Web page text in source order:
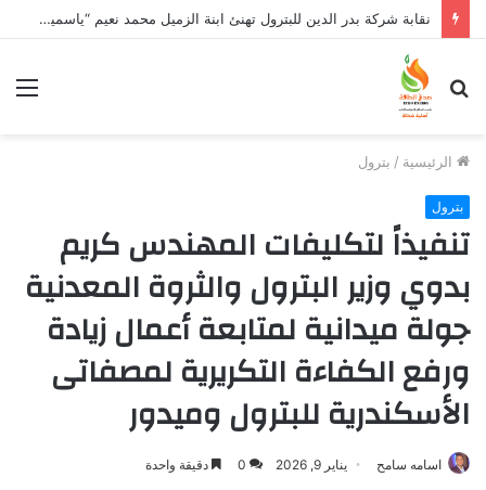
نقابة شركة بدر الدين للبترول تهنئ ابنة الزميل محمد نعيم “ياسمين” بتخرجها وتفوقها
بحث
عن
الرئيسية / بترول
بترول
تنفيذاً لتكليفات المهندس كريم
بدوي وزير البترول والثروة المعدنية
جولة ميدانية لمتابعة أعمال زيادة
ورفع الكفاءة التكريرية لمصفاتى
الأسكندرية للبترول وميدور
اسامه سامح يناير 9, 2026 0 دقيقة واحدة